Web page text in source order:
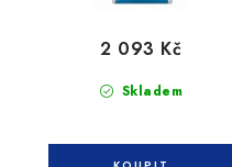
Skladem
2 093 Kč